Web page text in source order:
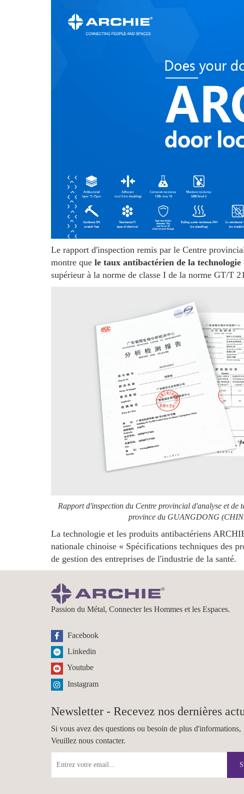
Le rapport d'inspection remis par le Centre
montre que le taux antibactérien de la
supérieur à la norme de classe I de la norme GT/T
Rapport d'inspection du Centre provincial d'analyse et de
province du GUANGDONG
La technologie et les produits antibactériens
nationale chinoise « Spécifications techniques des
de gestion des entreprises de l'industrie de la santé.
Passion du Métal, Connecter les Hommes et les Espaces.
Facebook
Linkedin
Youtube
Instagram
Newsletter - Recevez nos dernières
Si vous avez des questions ou besoin de plus d'informations,
Veuillez nous contacter.